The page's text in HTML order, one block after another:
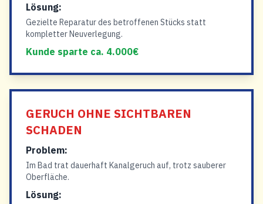
Lösung:
Gezielte Reparatur des betroffenen Stücks statt
kompletter Neuverlegung.
Kunde sparte ca. 4.000€
GERUCH OHNE SICHTBAREN
SCHADEN
Problem:
Im Bad trat dauerhaft Kanalgeruch auf, trotz sauberer
Oberfläche.
Lösung: